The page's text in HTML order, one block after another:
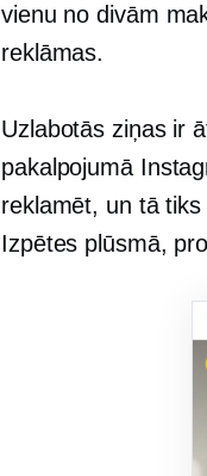
vienu no divām
reklāmas.
Uzlabotās ziņas ir
pakalpojumā
reklamēt, un tā
Izpētes plūsmā,